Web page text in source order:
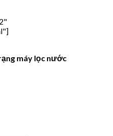
máy lọc nước